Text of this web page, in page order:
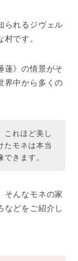
られるジヴェル
です。
蓮》の情景がそ
界中から多くの
これほど美し
たモネは本当
きます。
そんなモネの家
などをご紹介し